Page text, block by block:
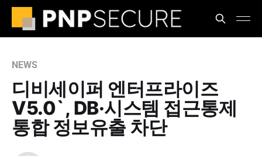
NEWS
디비세이퍼 엔터프라이즈
V5.0`, DB·시스템 접근통제
통합 정보유출 차단